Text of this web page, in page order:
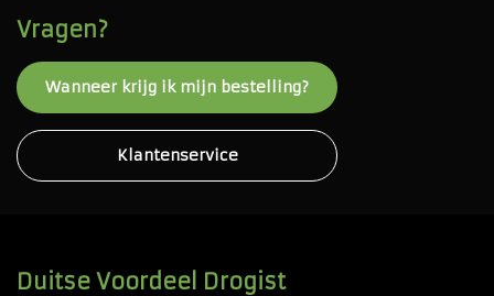
Vragen?
Wanneer krijg ik mijn bestelling?
Klantenservice
Duitse Voordeel Drogist